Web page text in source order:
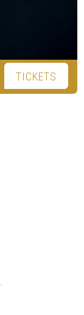
TICKETS